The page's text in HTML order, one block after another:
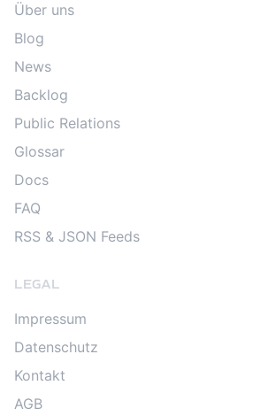
Über uns
Blog
News
Backlog
Public Relations
Glossar
Docs
FAQ
RSS & JSON Feeds
LEGAL
Impressum
Datenschutz
Kontakt
AGB